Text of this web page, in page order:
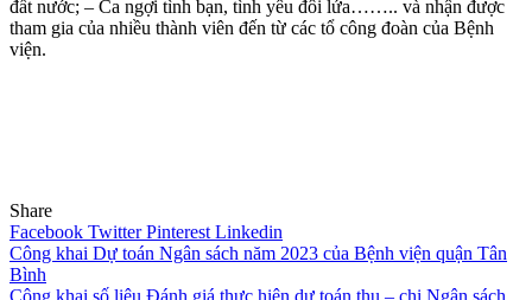
đất nước; – Ca ngợi tình bạn, tình yêu đôi lứa…….. và nhận được
tham gia của nhiều thành viên đến từ các tổ công đoàn của Bệnh
viện.
Share
Facebook TwitterPinterest Linkedin
Điều
hướng
Công khai Dự toán Ngân sách năm 2023 của Bệnh viện quận Tân
Bình
Công khai số liệu Đánh giá thực hiện dự toán thu – chi Ngân sách